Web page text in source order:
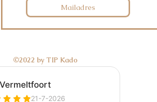
©2022 by TIP Kado